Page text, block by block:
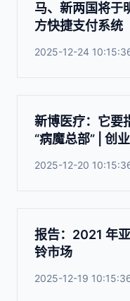
马、新两国将于
方快捷支付系统
2025-12-24
新博医疗：它要
“病魔总部” | 创业
2025-12-20
报告：2021 年
铃市场
2025-12-19